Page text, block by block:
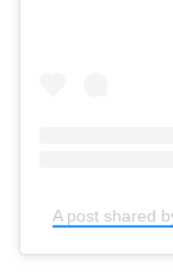
A post shared